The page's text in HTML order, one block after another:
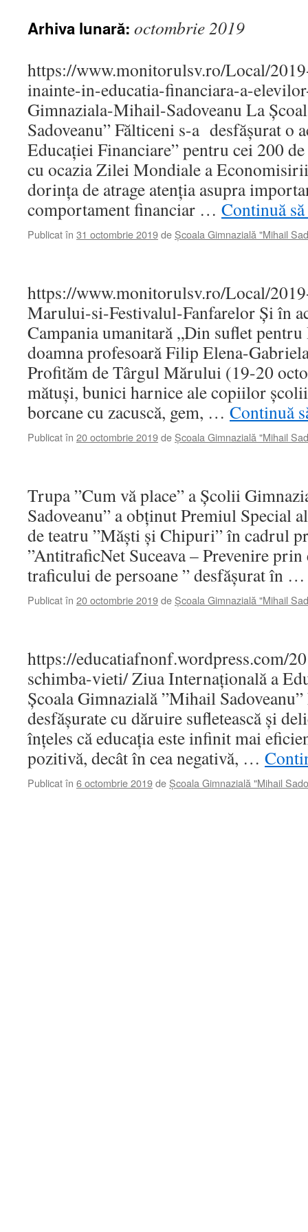
Arhiva lunară: octombrie 2019
https://www.monitorulsv.ro/Local/
inainte-in-educatia-financiara-a-
Gimnaziala-Mihail-Sadoveanu La
Sadoveanu” Fălticeni s-a desfășurat o
Educației Financiare” pentru cei 200
cu ocazia Zilei Mondiale a
dorința de atrage atenția asupra
comportament financiar … Continuă
Publicat în 31 octombrie 2019de Școala Gimnazială "Mihail
https://www.monitorulsv.ro/Local/
Marului-si-Festivalul-Fanfarelor Și în
Campania umanitară „Din suflet
doamna profesoară Filip Elena-
Profităm de Târgul Mărului (19-20
mătuși, bunici harnice ale copiilor
borcane cu zacuscă, gem, … Continuă
Publicat în 20 octombrie 2019de Școala Gimnazială "Mihail
Trupa ”Cum vă place” a Școlii
Sadoveanu” a obținut Premiul Special
de teatru ”Măști și Chipuri” în cadrul
”AntitraficNet Suceava – Prevenire prin
traficului de persoane ” desfășurat în
Publicat în 20 octombrie 2019de Școala Gimnazială "Mihail
https://educatiafnonf.wordpress.com/
schimba-vieti/ Ziua Internațională a
Școala Gimnazială ”Mihail
desfășurate cu dăruire sufletească și
înțeles că educația este infinit mai
pozitivă, decât în cea negativă, …
Publicat în 6 octombrie 2019de Școala Gimnazială "Mihail